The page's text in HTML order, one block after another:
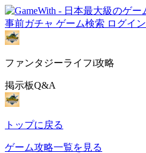
事前ガチャ ゲーム検索 ログイン
ファンタジーライフi攻略
掲示板Q&A
トップに戻る
ゲーム攻略一覧を見る